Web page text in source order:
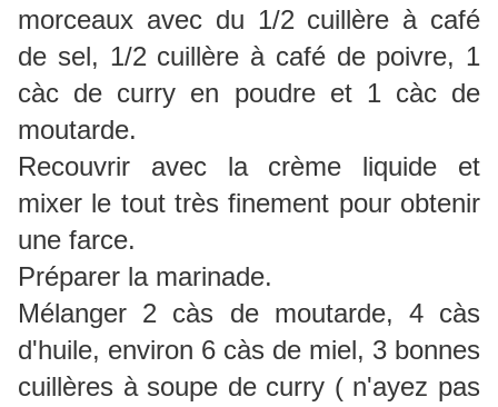
morceaux avec du 1/2 cuillère à café
de sel, 1/2 cuillère à café de poivre, 1
càc de curry en poudre et 1 càc de
moutarde.
Recouvrir avec la crème liquide et
mixer le tout très finement pour obtenir
une farce.
Préparer la marinade.
Mélanger 2 càs de moutarde, 4 càs
d'huile, environ 6 càs de miel, 3 bonnes
cuillères à soupe de curry ( n'ayez pas